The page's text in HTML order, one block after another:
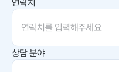
상담 분야